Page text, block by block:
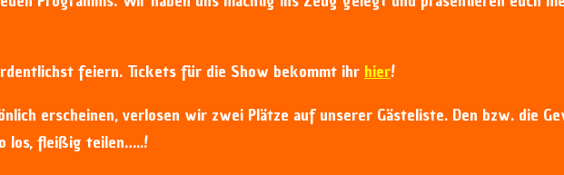
feiern. Tickets für die Show bekommt ihr hier!
erscheinen, verlosen wir zwei Plätze auf unserer Gästeliste. Den bzw. die
los, fleißig teilen…..!